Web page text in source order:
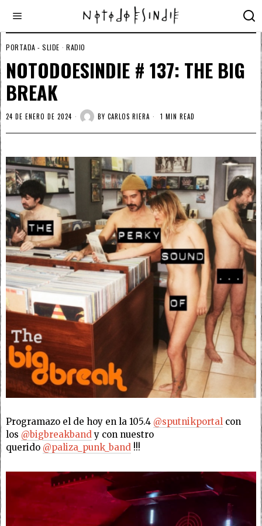
PORTADA - SLIDE · RADIO
NOTODOESINDIE # 137: THE BIG
BREAK
24 DE ENERO DE 2024 BY CARLOS RIERA 1 MIN READ
Programazo el de hoy en la 105.4 @sputnikportal con
los @bigbreakbandy con nuestro
querido @paliza_punk_band !!!